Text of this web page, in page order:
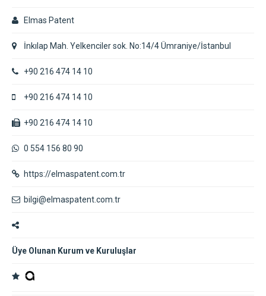
Elmas Patent
İnkılap Mah. Yelkenciler sok. No:14/4 Ümraniye/İstanbul
+90 216 474 14 10
+90 216 474 14 10
+90 216 474 14 10
0 554 156 80 90
https://elmaspatent.com.tr
bilgi@elmaspatent.com.tr
Üye Olunan Kurum ve Kuruluşlar